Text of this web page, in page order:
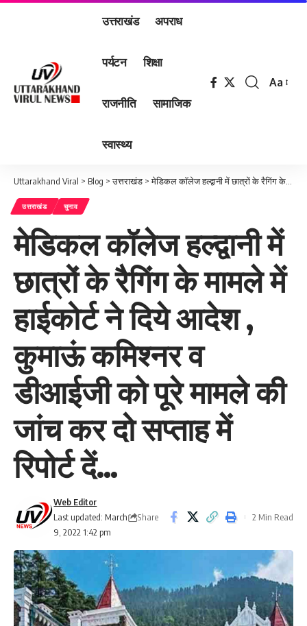
उत्तराखंड अपराध
पर्यटन शिक्षा
राजनीति सामाजिक
स्वास्थ्य
Font
Aa
Uttarakhand Viral > Blog >उत्तराखंड >मेडिकल कॉलेज हल्द्वानी में छात्रों के रैगिंग के मामले में हाईकोर्ट ने दिये आदेश , कुमाऊं कमिश्नर व डीआईजी को पूरे मामले की जांच कर दो सप्ताह में रिपोर्ट दें…
उत्तराखंड चुनाव
मेडिकल कॉलेज हल्द्वानी में
छात्रों के रैगिंग के मामले में
हाईकोर्ट ने दिये आदेश ,
कुमाऊं कमिश्नर व
डीआईजी को पूरे मामले की
जांच कर दो सप्ताह में
रिपोर्ट दें…
Last updated: March
9, 2022 1:42 pm
Web Editor
Share
2 Min Read